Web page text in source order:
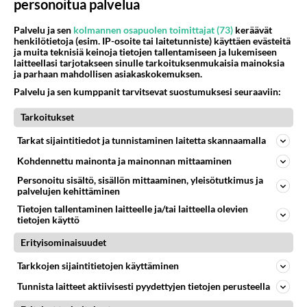
Ketjusta on poistettu1sääntöjenvastaista viestiä.
Takaisin ylös
LUETUIMMAT KESKUSTELUT
PÄIVÄ VIIKKO KUUKAUSI
Martinan bisneksillä ei mene hyvin
05.08.2026 05:51
Kotimaiset julkkisjuorut
327
05.08.2026 07:23
Kotimaiset julkkisjuorut
Jos SDP ei voita reilusti, persut kumoavat demokratian Suomesta
554
personoitua palvelua
Palvelu ja sen kolmannen osapuolen toimittajat (73) keräävät
henkilötietoja (esim. IP-osoite tai laitetunniste) käyttäen evästeitä
ja muita teknisiä keinoja tietojen tallentamiseen ja lukemiseen
laitteellasi tarjotakseen sinulle tarkoituksenmukaisia mainoksia
ja parhaan mahdollisen asiakaskokemuksen.
Palvelu ja sen kumppanit tarvitsevat suostumuksesi seuraaviin:
Tarkoitukset
Tarkat sijaintitiedot ja tunnistaminen laitetta skannaamalla
Kohdennettu mainonta ja mainonnan mittaaminen
Personoitu sisältö, sisällön mittaaminen, yleisötutkimus ja
palvelujen kehittäminen
Tietojen tallentaminen laitteelle ja/tai laitteella olevien
tietojen käyttö
Erityisominaisuudet
Tarkkojen sijaintitietojen käyttäminen
Tunnista laitteet aktiivisesti pyydettyjen tietojen perusteella